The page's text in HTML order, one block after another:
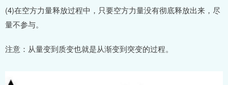
(4)在空方力量释放过程中，只要空方力量没有彻底释放出来，尽
量不参与。
注意：从量变到质变也就是从渐变到突变的过程。